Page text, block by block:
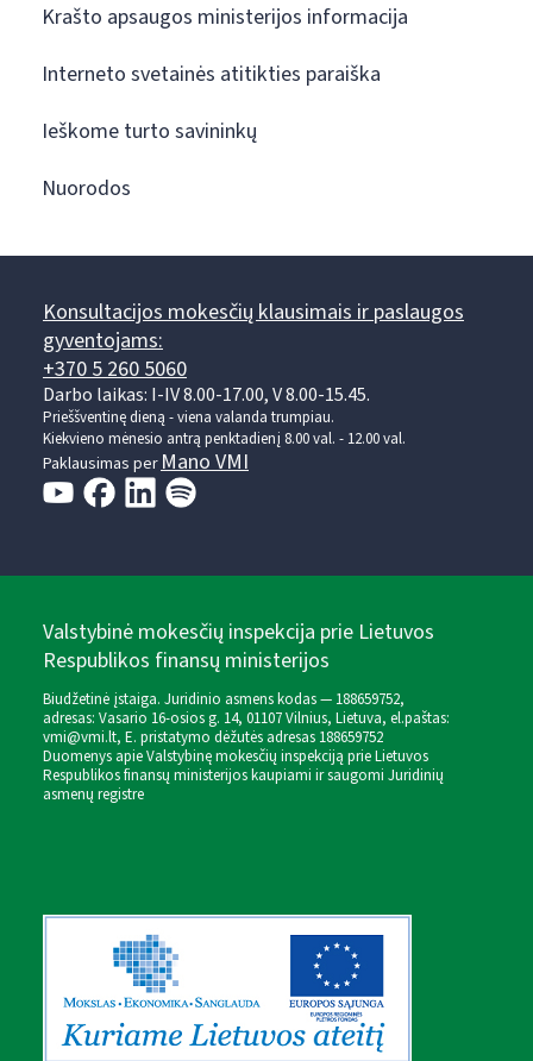
Krašto apsaugos ministerijos informacija
Interneto svetainės atitikties paraiška
Ieškome turto savininkų
Nuorodos
Konsultacijos mokesčių klausimais ir paslaugos
gyventojams:
+370 5 260 5060
Darbo laikas: I-IV 8.00-17.00, V 8.00-15.45.
Prieššventinę dieną - viena valanda trumpiau.
Kiekvieno mėnesio antrą penktadienį 8.00 val. - 12.00 val.
Paklausimas per Mano VMI
Valstybinė mokesčių inspekcija prie Lietuvos
Respublikos finansų ministerijos
Biudžetinė įstaiga. Juridinio asmens kodas — 188659752,
adresas: Vasario 16-osios g. 14, 01107 Vilnius, Lietuva, el.paštas:
vmi@vmi.lt, E. pristatymo dėžutės adresas 188659752
Duomenys apie Valstybinę mokesčių inspekciją prie Lietuvos
Respublikos finansų ministerijos kaupiami ir saugomi Juridinių
asmenų registre